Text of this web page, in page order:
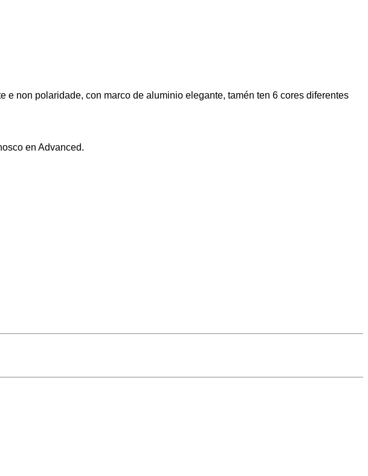
non polaridade, con marco de aluminio elegante, tamén ten 6 cores diferentes
en Advanced.